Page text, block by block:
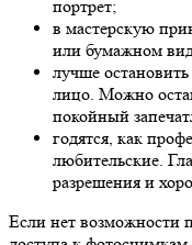
портрет;
в мастерскую
или бумажном
лучше
лицо. Можно
покойный
годятся, как
любительские.
разрешения и
Если нет возможности